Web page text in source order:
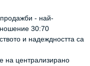
- най-
30:70
и надеждността са
на централизирано